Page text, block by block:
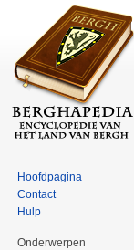
Hoofdpagina
Contact
Hulp
Onderwerpen